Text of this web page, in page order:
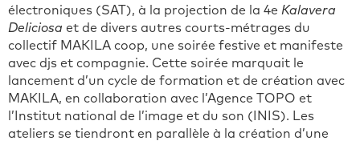
électroniques (SAT), à la projection de la 4e Kalavera
Deliciosa et de divers autres courts-métrages du
collectif MAKILA coop, une soirée festive et manifeste
avec djs et compagnie. Cette soirée marquait le
lancement d’un cycle de formation et de création avec
MAKILA, en collaboration avec l’Agence TOPO et
l’Institut national de l’image et du son (INIS). Les
ateliers se tiendront en parallèle à la création d’une